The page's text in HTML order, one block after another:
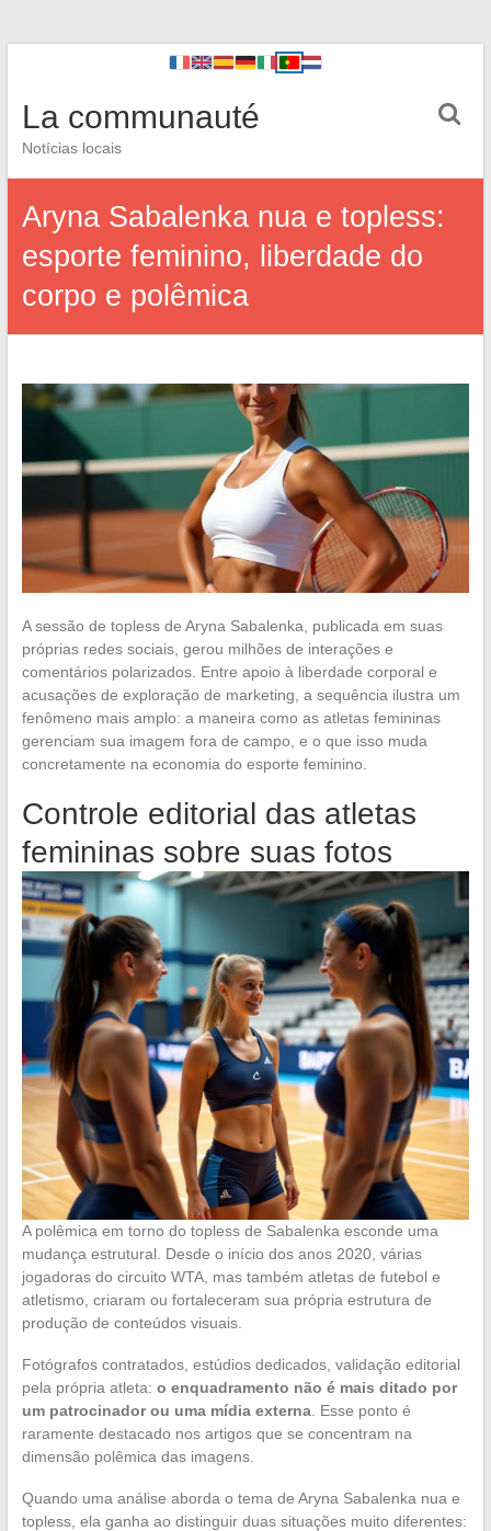
La communauté
Notícias locais
Aryna Sabalenka nua e topless:
esporte feminino, liberdade do
corpo e polêmica
A sessão de topless de Aryna Sabalenka, publicada em suas
próprias redes sociais, gerou milhões de interações e
comentários polarizados. Entre apoio à liberdade corporal e
acusações de exploração de marketing, a sequência ilustra um
fenômeno mais amplo: a maneira como as atletas femininas
gerenciam sua imagem fora de campo, e o que isso muda
concretamente na economia do esporte feminino.
Controle editorial das atletas
femininas sobre suas fotos
A polêmica em torno do topless de Sabalenka esconde uma
mudança estrutural. Desde o início dos anos 2020, várias
jogadoras do circuito WTA, mas também atletas de futebol e
atletismo, criaram ou fortaleceram sua própria estrutura de
produção de conteúdos visuais.
Fotógrafos contratados, estúdios dedicados, validação editorial
pela própria atleta: o enquadramento não é mais ditado por
um patrocinador ou uma mídia externa. Esse ponto é
raramente destacado nos artigos que se concentram na
dimensão polêmica das imagens.
Quando uma análise aborda o tema de Aryna Sabalenka nua e
topless, ela ganha ao distinguir duas situações muito diferentes: